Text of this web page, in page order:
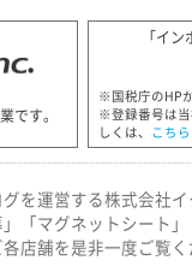
です。
「イ
※国税庁のHP
※登録番号は当
しくは、
こちら
を運営する株式会社
「マグネットシート
店舗を是非一度ご覧く